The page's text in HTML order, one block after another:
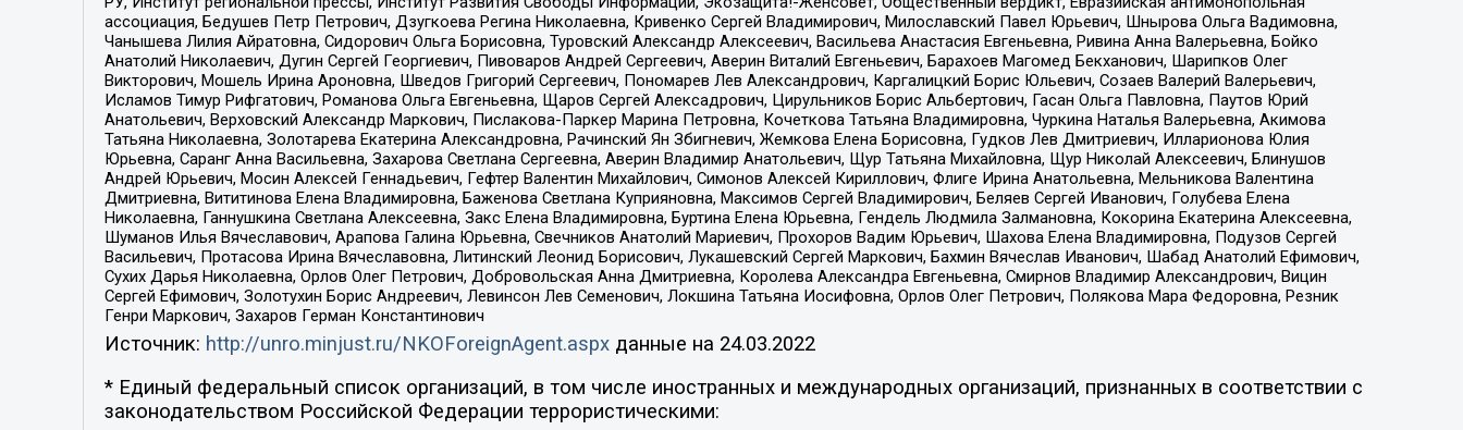
ассоциация, Бедушев Петр Петрович, Дзугкоева Регина Николаевна, Кривенко Сергей Владимирович, Милославский Павел Юрьевич, Шнырова Ольга Вадимовна,
Чанышева Лилия Айратовна, Сидорович Ольга Борисовна, Туровский Александр Алексеевич, Васильева Анастасия Евгеньевна, Ривина Анна Валерьевна, Бойко
Анатолий Николаевич, Дугин Сергей Георгиевич, Пивоваров Андрей Сергеевич, Аверин Виталий Евгеньевич, Барахоев Магомед Бекханович, Шарипков Олег
Викторович, Мошель Ирина Ароновна, Шведов Григорий Сергеевич, Пономарев Лев Александрович, Каргалицкий Борис Юльевич, Созаев Валерий Валерьевич,
Исламов Тимур Рифгатович, Романова Ольга Евгеньевна, Щаров Сергей Алексадрович, Цирульников Борис Альбертович, Гасан Ольга Павловна, Паутов Юрий
Анатольевич, Верховский Александр Маркович, Пислакова-Паркер Марина Петровна, Кочеткова Татьяна Владимировна, Чуркина Наталья Валерьевна, Акимова
Татьяна Николаевна, Золотарева Екатерина Александровна, Рачинский Ян Збигневич, Жемкова Елена Борисовна, Гудков Лев Дмитриевич, Илларионова Юлия
Юрьевна, Саранг Анна Васильевна, Захарова Светлана Сергеевна, Аверин Владимир Анатольевич, Щур Татьяна Михайловна, Щур Николай Алексеевич, Блинушов
Андрей Юрьевич, Мосин Алексей Геннадьевич, Гефтер Валентин Михайлович, Симонов Алексей Кириллович, Флиге Ирина Анатольевна, Мельникова Валентина
Дмитриевна, Вититинова Елена Владимировна, Баженова Светлана Куприяновна, Максимов Сергей Владимирович, Беляев Сергей Иванович, Голубева Елена
Николаевна, Ганнушкина Светлана Алексеевна, Закс Елена Владимировна, Буртина Елена Юрьевна, Гендель Людмила Залмановна, Кокорина Екатерина Алексеевна,
Шуманов Илья Вячеславович, Арапова Галина Юрьевна, Свечников Анатолий Мариевич, Прохоров Вадим Юрьевич, Шахова Елена Владимировна, Подузов Сергей
Васильевич, Протасова Ирина Вячеславовна, Литинский Леонид Борисович, Лукашевский Сергей Маркович, Бахмин Вячеслав Иванович, Шабад Анатолий Ефимович,
Сухих Дарья Николаевна, Орлов Олег Петрович, Добровольская Анна Дмитриевна, Королева Александра Евгеньевна, Смирнов Владимир Александрович, Вицин
Сергей Ефимович, Золотухин Борис Андреевич, Левинсон Лев Семенович, Локшина Татьяна Иосифовна, Орлов Олег Петрович, Полякова Мара Федоровна, Резник
Генри Маркович, Захаров Герман Константинович
Источник: http://unro.minjust.ru/NKOForeignAgent.aspxданные на 24.03.2022
* Единый федеральный список организаций, в том числе иностранных и международных организаций, признанных в соответствии с
законодательством Российской Федерации террористическими: